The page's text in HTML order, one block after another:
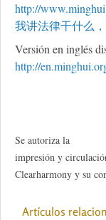
http://
我讲法律干什么
Versión en inglés
http://
Se autoriza la
impresión y
Clearharmony y su
Artículos